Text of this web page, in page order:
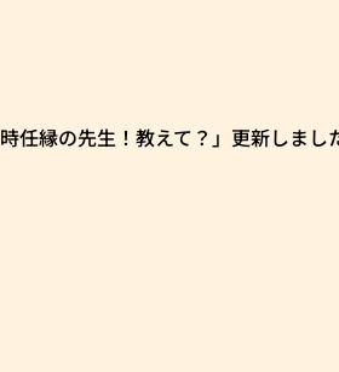
縁の先生！教えて？」更新しまし